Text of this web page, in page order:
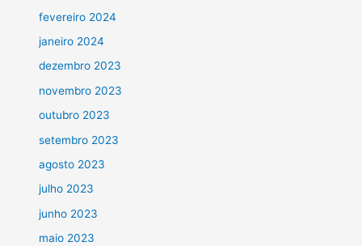
fevereiro 2024
janeiro 2024
dezembro 2023
novembro 2023
outubro 2023
setembro 2023
agosto 2023
julho 2023
junho 2023
maio 2023